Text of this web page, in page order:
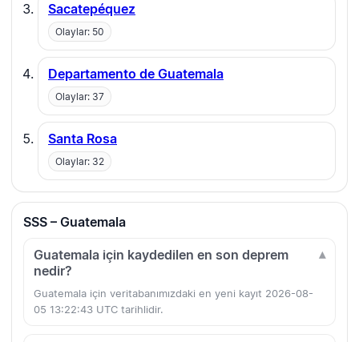
Sacatepéquez
Olaylar: 50
Departamento de Guatemala
Olaylar: 37
Santa Rosa
Olaylar: 32
SSS – Guatemala
Guatemala için kaydedilen en son deprem
nedir?
Guatemala için veritabanımızdaki en yeni kayıt 2026-08-
05 13:22:43 UTC tarihlidir.